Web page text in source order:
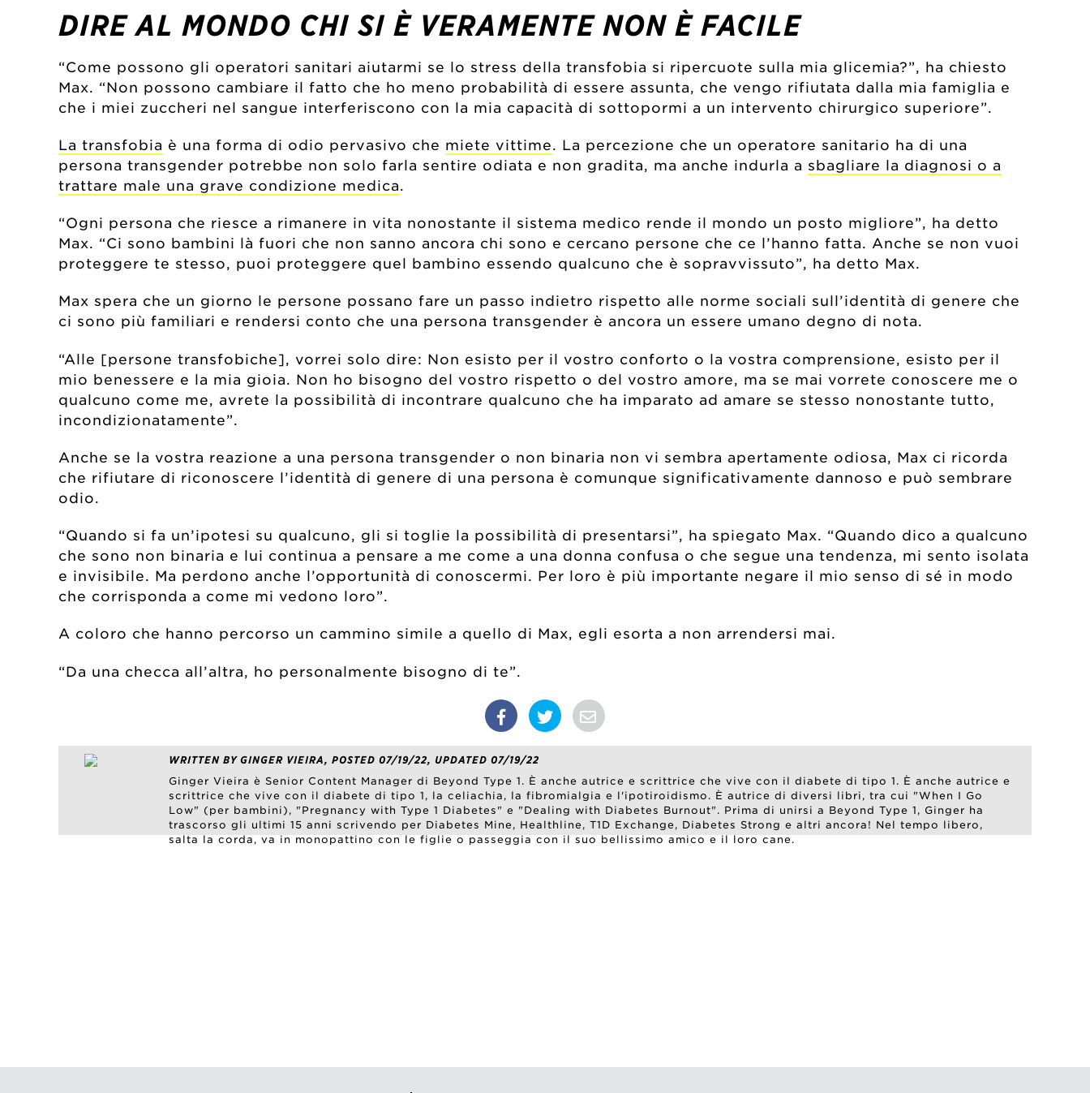
DIRE AL MONDO CHI SI È VERAMENTE NON È FACILE
“Come possono gli operatori sanitari aiutarmi se lo stress della transfobia si ripercuote sulla mia glicemia?”, ha chiesto
Max. “Non possono cambiare il fatto che ho meno probabilità di essere assunta, che vengo rifiutata dalla mia famiglia e
che i miei zuccheri nel sangue interferiscono con la mia capacità di sottopormi a un intervento chirurgico superiore”.
La transfobia è una forma di odio pervasivo che miete vittime. La percezione che un operatore sanitario ha di una
persona transgender potrebbe non solo farla sentire odiata e non gradita, ma anche indurla a sbagliare la diagnosi o a
trattare male una grave condizione medica.
“Ogni persona che riesce a rimanere in vita nonostante il sistema medico rende il mondo un posto migliore”, ha detto
Max. “Ci sono bambini là fuori che non sanno ancora chi sono e cercano persone che ce l’hanno fatta. Anche se non vuoi
proteggere te stesso, puoi proteggere quel bambino essendo qualcuno che è sopravvissuto”, ha detto Max.
Max spera che un giorno le persone possano fare un passo indietro rispetto alle norme sociali sull’identità di genere che
ci sono più familiari e rendersi conto che una persona transgender è ancora un essere umano degno di nota.
“Alle [persone transfobiche], vorrei solo dire: Non esisto per il vostro conforto o la vostra comprensione, esisto per il
mio benessere e la mia gioia. Non ho bisogno del vostro rispetto o del vostro amore, ma se mai vorrete conoscere me o
qualcuno come me, avrete la possibilità di incontrare qualcuno che ha imparato ad amare se stesso nonostante tutto,
incondizionatamente”.
Anche se la vostra reazione a una persona transgender o non binaria non vi sembra apertamente odiosa, Max ci ricorda
che rifiutare di riconoscere l’identità di genere di una persona è comunque significativamente dannoso e può sembrare
odio.
“Quando si fa un’ipotesi su qualcuno, gli si toglie la possibilità di presentarsi”, ha spiegato Max. “Quando dico a qualcuno
che sono non binaria e lui continua a pensare a me come a una donna confusa o che segue una tendenza, mi sento isolata
e invisibile. Ma perdono anche l’opportunità di conoscermi. Per loro è più importante negare il mio senso di sé in modo
che corrisponda a come mi vedono loro”.
A coloro che hanno percorso un cammino simile a quello di Max, egli esorta a non arrendersi mai.
“Da una checca all’altra, ho personalmente bisogno di te”.
WRITTEN BY GINGER VIEIRA, POSTED 07/19/22, UPDATED 07/19/22
Ginger Vieira è Senior Content Manager di Beyond Type 1. È anche autrice e scrittrice che vive con il diabete di tipo 1. È anche autrice e
scrittrice che vive con il diabete di tipo 1, la celiachia, la fibromialgia e l'ipotiroidismo. È autrice di diversi libri, tra cui "When I Go
Low" (per bambini), "Pregnancy with Type 1 Diabetes" e "Dealing with Diabetes Burnout". Prima di unirsi a Beyond Type 1, Ginger ha
trascorso gli ultimi 15 anni scrivendo per Diabetes Mine, Healthline, T1D Exchange, Diabetes Strong e altri ancora! Nel tempo libero,
salta la corda, va in monopattino con le figlie o passeggia con il suo bellissimo amico e il loro cane.